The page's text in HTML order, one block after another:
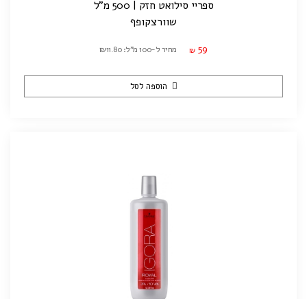
ספריי סילואט חזק | 500 מ"ל
שוורצקופף
₪ 59 מחיר ל-100 מ"ל: ₪11.80
הוספה לסל